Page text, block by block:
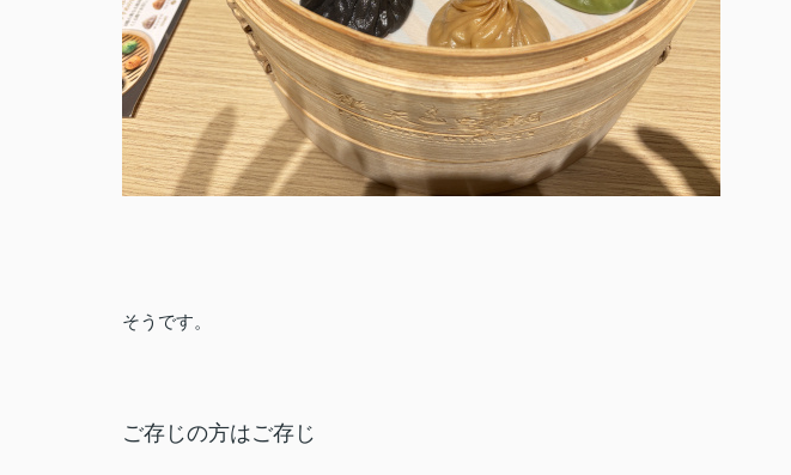
そうです。
ご存じの方はご存じ